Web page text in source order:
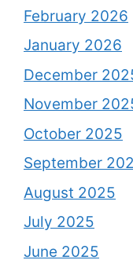
February 2026
January 2026
December
November
October 2025
September
August 2025
July 2025
June 2025